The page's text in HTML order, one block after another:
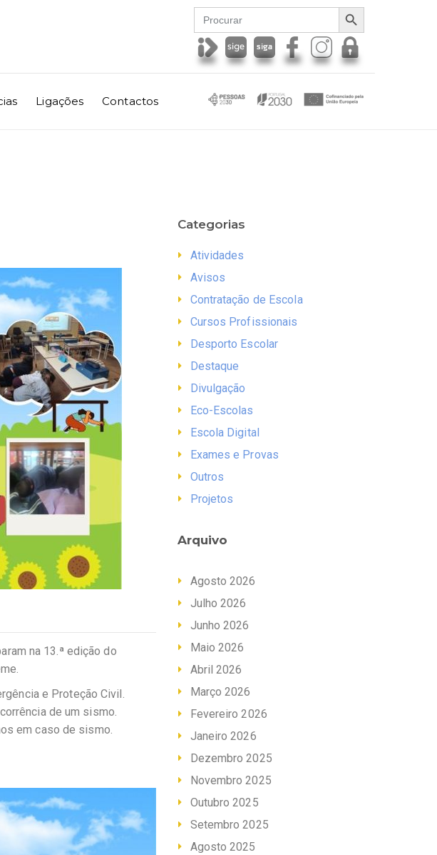
Search
for:
SEARCH BUTTON
Ligações Contactos
na 13.ª edição do
e Proteção Civil.
de um sismo.
em caso de sismo.
Categorias
Atividades
Avisos
Contratação de Escola
Cursos Profissionais
Desporto Escolar
Destaque
Divulgação
Eco-Escolas
Escola Digital
Exames e Provas
Outros
Projetos
Arquivo
Agosto 2026
Julho 2026
Junho 2026
Maio 2026
Abril 2026
Março 2026
Fevereiro 2026
Janeiro 2026
Dezembro 2025
Novembro 2025
Outubro 2025
Setembro 2025
Agosto 2025